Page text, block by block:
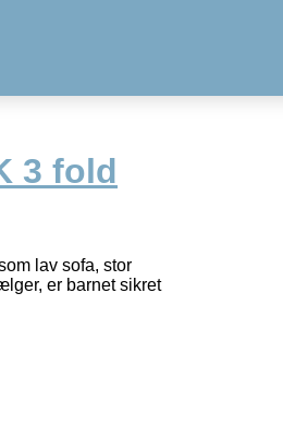
3 fold
lav sofa, stor
er barnet sikret